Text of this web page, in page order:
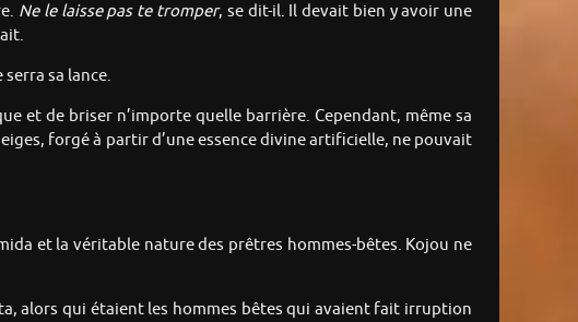
Ne le laisse pas tetromper, se dit-il. Il devait bien y avoir une
sa lance.
et de briser n’importe quelle barrière. Cependant, même sa
forgé à partir d’une essence divine artificielle, ne pouvait
et la véritable nature des prêtres hommes-bêtes. Kojou ne
alors qui étaient les hommes bêtes qui avaient fait irruption